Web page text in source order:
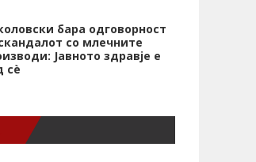
бара одговорност
со млечните
Јавното здравје е
сѐ